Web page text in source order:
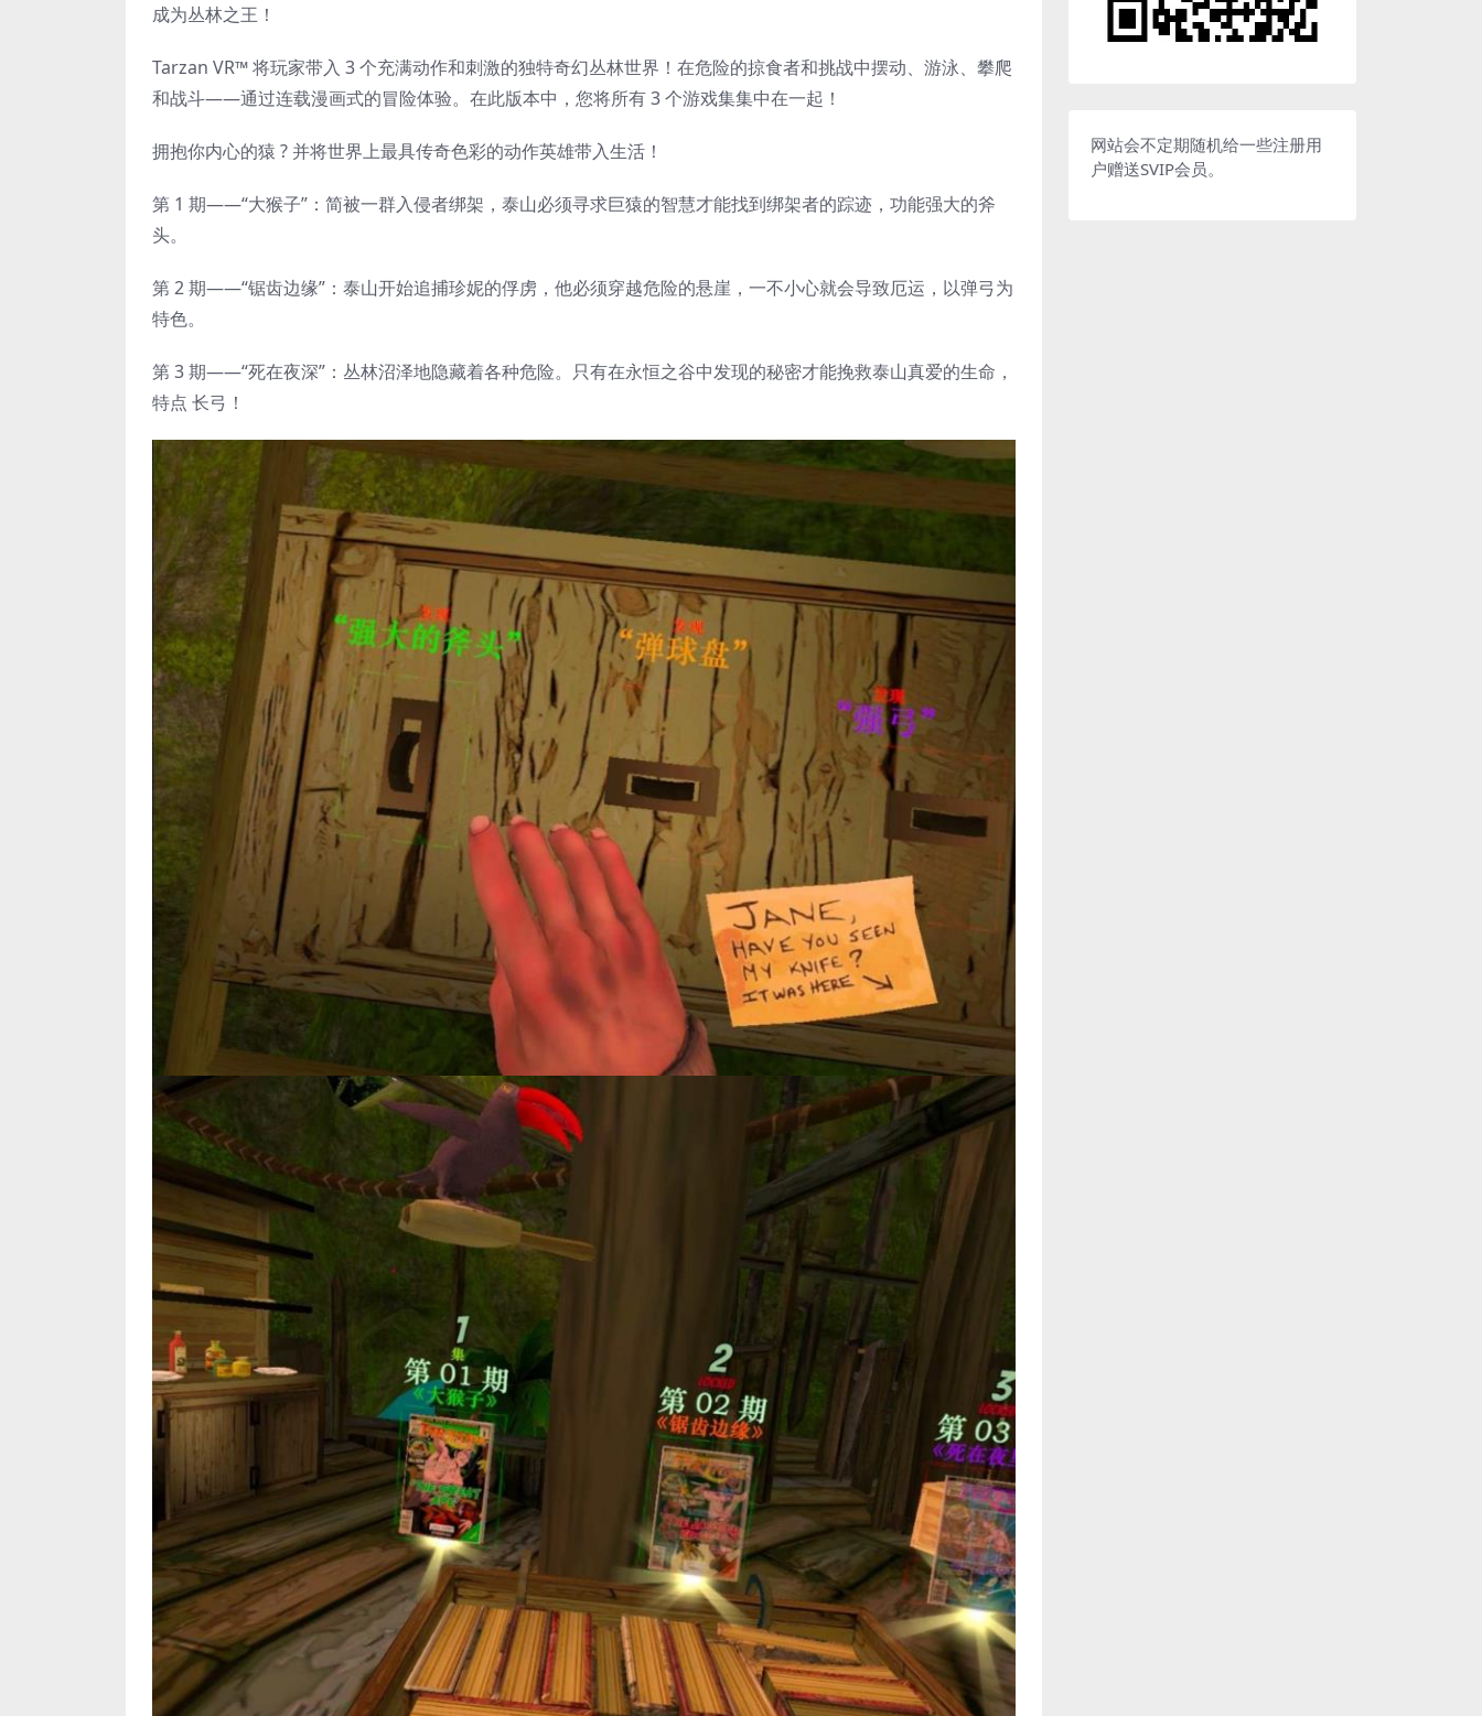
成为丛林之王！
Tarzan VR™ 将玩家带入 3 个充满动作和刺激的独特奇幻丛林世界！在危险的掠食者和挑战中摆动、游泳、攀爬
和战斗——通过连载漫画式的冒险体验。在此版本中，您将所有 3 个游戏集集中在一起！
拥抱你内心的猿 ? 并将世界上最具传奇色彩的动作英雄带入生活！
第 1 期——“大猴子”：简被一群入侵者绑架，泰山必须寻求巨猿的智慧才能找到绑架者的踪迹，功能强大的斧
头。
第 2 期——“锯齿边缘”：泰山开始追捕珍妮的俘虏，他必须穿越危险的悬崖，一不小心就会导致厄运，以弹弓为
特色。
第 3 期——“死在夜深”：丛林沼泽地隐藏着各种危险。只有在永恒之谷中发现的秘密才能挽救泰山真爱的生命，
特点 长弓！
网站会不定期随机给一些注册用
户赠送SVIP会员。